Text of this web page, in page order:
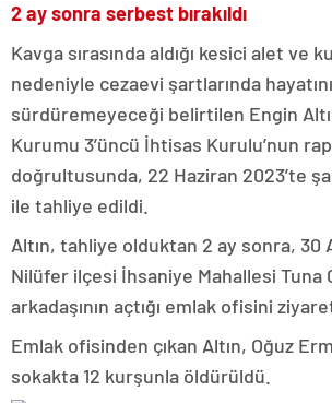
2 ay sonra serbest bırakıldı
Kavga sırasında aldığı kesici alet ve
nedeniyle cezaevi şartlarında
sürdüremeyeceği belirtilen Engin
Kurumu 3’üncü İhtisas Kurulu’nun
doğrultusunda, 22 Haziran 2023’te
ile tahliye edildi.
Altın, tahliye olduktan 2 ay sonra, 30
Nilüfer ilçesi İhsaniye Mahallesi Tuna
arkadaşının açtığı emlak ofisini
Emlak ofisinden çıkan Altın, Oğuz
sokakta 12 kurşunla öldürüldü.